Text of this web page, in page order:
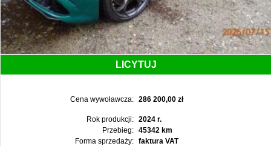
LICYTUJ
Cena wywoławcza: 286 200,00 zł
Rok produkcji:
2024 r.
Przebieg:
45342 km
Forma sprzedaży:
faktura VAT